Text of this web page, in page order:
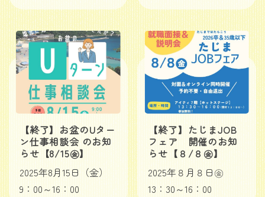
【終了】お盆のUター
ン仕事相談会 のお知
らせ【8/15㊎】
2025年8月15日（金）
9：00～16：00
【終了】たじまJOB
フェア 開催のお知
らせ【８/８㊎】
2025年８月８日㊎
13：30～16：00